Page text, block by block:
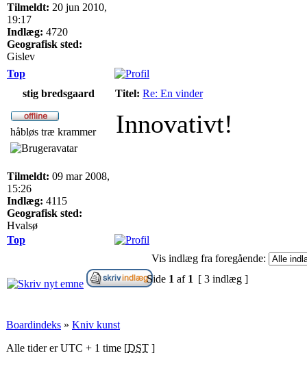
Tilmeldt: 20 jun 2010,
19:17
Indlæg: 4720
Geografisk sted:
Gislev
Top
stig bredsgaard
Titel: Re: En vinder
håbløs træ krammer
Tilmeldt: 09 mar 2008,
15:26
Indlæg: 4115
Geografisk sted:
Hvalsø
Innovativt!
Top
Vis indlæg fra foregående:
Side 1 af 1 [ 3 indlæg ]
Boardindeks » Kniv kunst
Alle tider er UTC + 1 time [DST ]